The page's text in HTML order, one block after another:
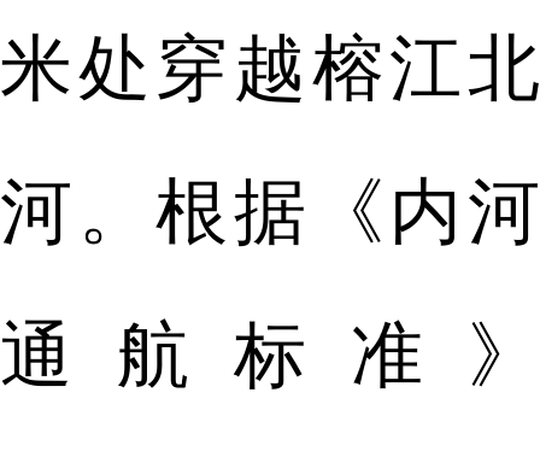
米处穿越榕江北
河。根据《内河
通航标准》